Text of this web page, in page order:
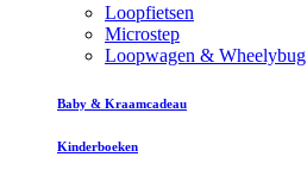
Loopfietsen
Microstep
Loopwagen & Wheelybug
Baby & Kraamcadeau
Kinderboeken